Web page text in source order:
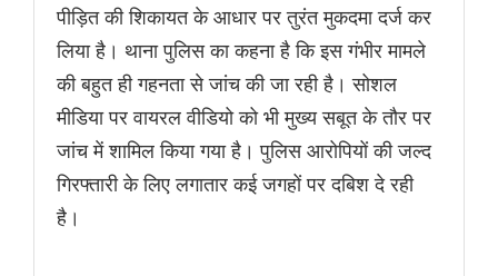
पीड़ित की शिकायत के आधार पर तुरंत मुकदमा दर्ज कर
लिया है। थाना पुलिस का कहना है कि इस गंभीर मामले
की बहुत ही गहनता से जांच की जा रही है। सोशल
मीडिया पर वायरल वीडियो को भी मुख्य सबूत के तौर पर
जांच में शामिल किया गया है। पुलिस आरोपियों की जल्द
गिरफ्तारी के लिए लगातार कई जगहों पर दबिश दे रही
है।